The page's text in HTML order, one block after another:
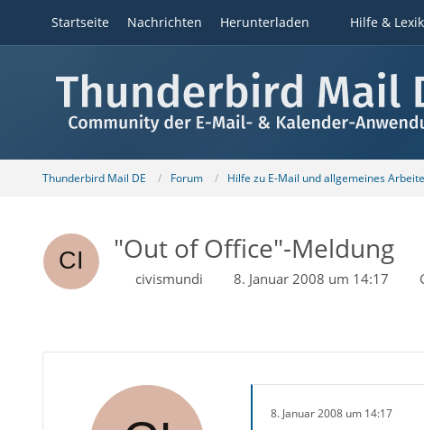
Startseite Nachrichten Herunterladen Hilfe &
Thunderbird Mail DE Forum Hilfe zu E-Mail und allgemeines
"Out of Office"-Meldung
civismundi 8. Januar 2008 um 14:17
8. Januar 2008 um 14:17